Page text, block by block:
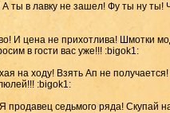
ты в лавку не зашел! Фу ты ну
И цена не прихотлива! Шмотки
в гости вас уже!!! :bigok1:
на ходу! Взять Ап не
:bigok1:
продавец седьмого ряда! Скупай